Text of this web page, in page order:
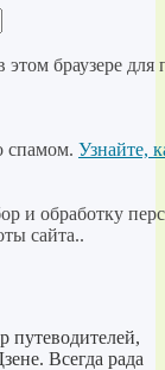
этом браузере
спамом. Узнайте,
и обработку
сайта..
путеводителей,
Всегда рада